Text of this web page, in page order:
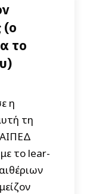
(ο
το
η
τη
το lear-